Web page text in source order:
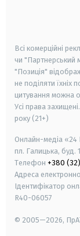
Всі комерційні
чи "Партнерський
"Позиція"
не поділяти їхніх
цитування можна
Усі права захищені.
року (21+)
Онлайн-медіа «24
пл. Галицька, буд.
Телефон +380
Адреса
Ідентифікатор
R40-06057
© 2005—2026,